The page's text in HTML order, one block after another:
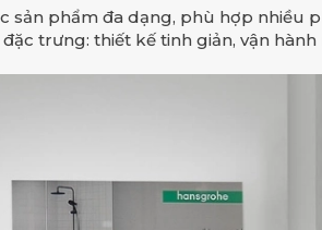
sản phẩm đa dạng, phù hợp nhiều
trưng: thiết kế tinh giản, vận hành